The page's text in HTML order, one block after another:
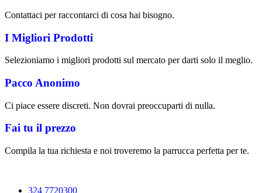
Contattaci per raccontarci di cosa hai bisogno.
I Migliori Prodotti
Selezioniamo i migliori prodotti sul mercato per darti solo il meglio.
Pacco Anonimo
Ci piace essere discreti. Non dovrai preoccuparti di nulla.
Fai tu il prezzo
Compila la tua richiesta e noi troveremo la parrucca perfetta per te.
324 7720300